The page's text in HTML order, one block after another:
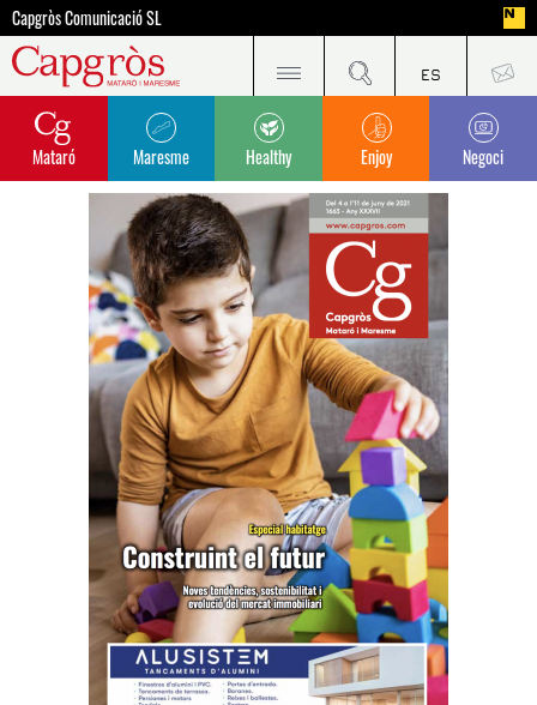
Capgròs Comunicació SL
Mataró Maresme Healthy Enjoy Negoci